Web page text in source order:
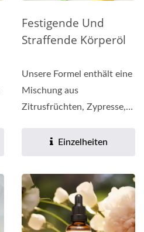
Festigende Und
Straffende Körperöl
Unsere Formel enthält eine
Mischung aus
Zitrusfrüchten, Zypresse,
Ätherischen...Einzelheiten